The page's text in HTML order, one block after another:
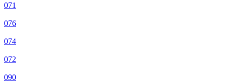
071
076
074
072
090